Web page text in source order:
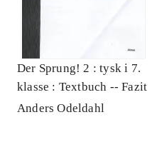
Der Sprung! 2 : tysk i 7.
klasse : Textbuch -- Fazit
Anders Odeldahl